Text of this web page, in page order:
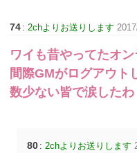
74 : 2chよりお送りします
ワイも昔やってたオ
間際GMがログアウト
数少ない皆で涙したわ
80 : 2chよりお送りします